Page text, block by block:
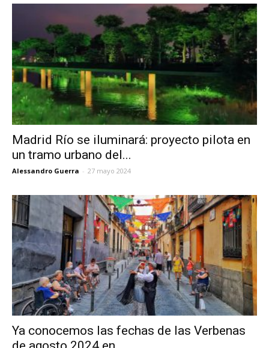
Madrid Río se iluminará: proyecto pilota en
un tramo urbano del...
Alessandro Guerra - 27 mayo 2024
Ya conocemos las fechas de las Verbenas